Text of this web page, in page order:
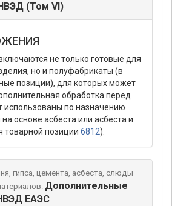
(Том VI)
не только готовые для
но и полуфабрикаты (в
позиции), для которых может
обработка перед
использованы по назначению
основе асбеста или асбеста и
товарной позиции 6812).
гипса, цемента, асбеста, слюды
Дополнительные
ЕАЭС